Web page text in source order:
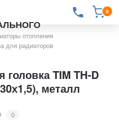
0
отопления
для радиаторов
головка TIM TH-D
металл
0